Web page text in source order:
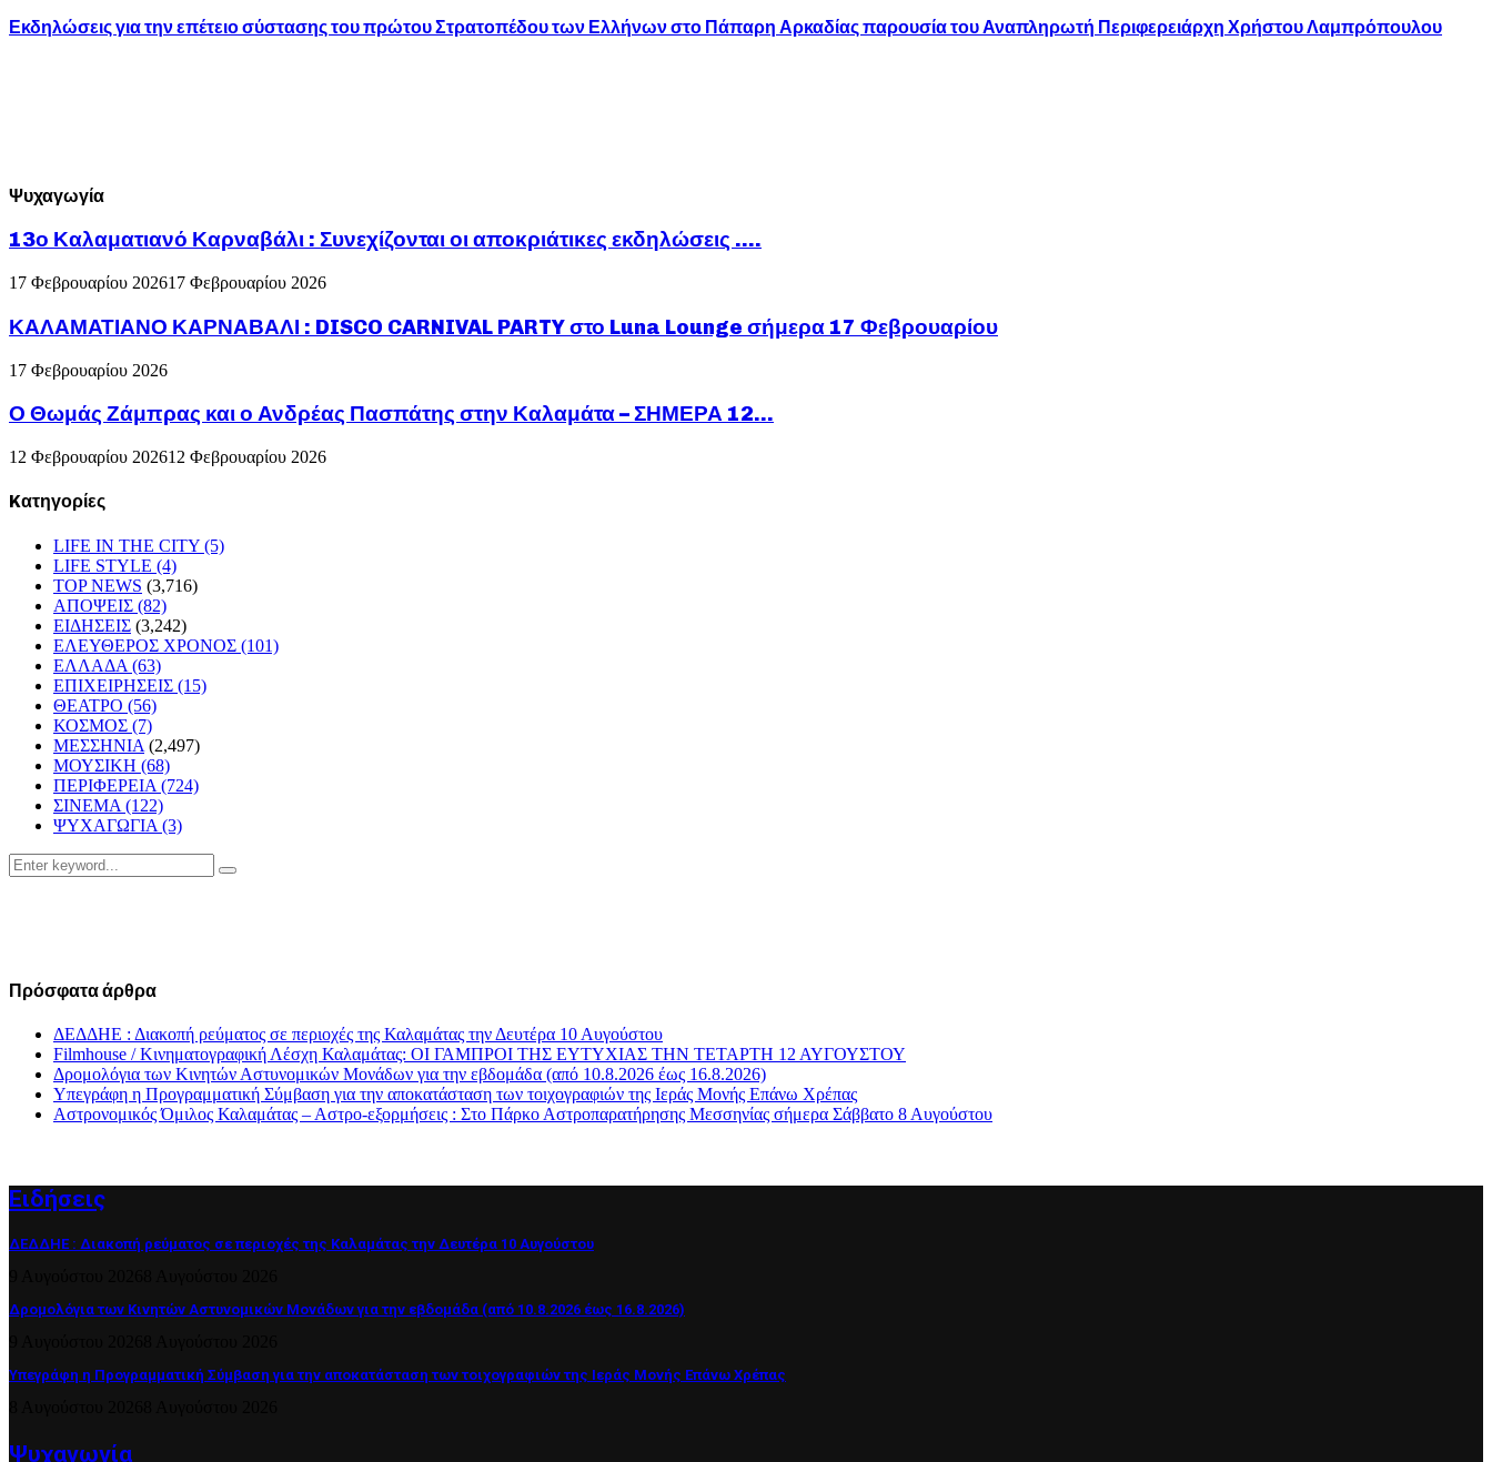
Εκδηλώσεις για την επέτειο σύστασης του πρώτου Στρατοπέδου των Ελλήνων στο Πάπαρη Αρκαδίας παρουσία του Αναπληρωτή Περιφερειάρχη Χρήστου Λαμπρόπουλου
Ψυχαγωγία
13ο Καλαματιανό Καρναβάλι : Συνεχίζονται οι αποκριάτικες εκδηλώσεις ….
17 Φεβρουαρίου 202617 Φεβρουαρίου 2026
ΚΑΛΑΜΑΤΙΑΝΟ ΚΑΡΝΑΒΑΛΙ : DISCO CARNIVAL PARTY στο Luna Lounge σήμερα 17 Φεβρουαρίου
17 Φεβρουαρίου 2026
Ο Θωμάς Ζάμπρας και ο Ανδρέας Πασπάτης στην Καλαμάτα – ΣΗΜΕΡΑ 12...
12 Φεβρουαρίου 202612 Φεβρουαρίου 2026
Kατηγορίες
LIFE IN THE CITY (5)
LIFE STYLE (4)
TOP NEWS (3,716)
ΑΠΟΨΕΙΣ (82)
ΕΙΔΗΣΕΙΣ (3,242)
ΕΛΕΥΘΕΡΟΣ ΧΡΟΝΟΣ (101)
ΕΛΛΑΔΑ (63)
ΕΠΙΧΕΙΡΗΣΕΙΣ (15)
ΘΕΑΤΡΟ (56)
ΚΟΣΜΟΣ (7)
ΜΕΣΣΗΝΙΑ (2,497)
ΜΟΥΣΙΚΗ (68)
ΠΕΡΙΦΕΡΕΙΑ (724)
ΣΙΝΕΜΑ (122)
ΨΥΧΑΓΩΓΙΑ (3)
Search
for:
Search
Πρόσφατα άρθρα
ΔΕΔΔΗΕ : Διακοπή ρεύματος σε περιοχές της Καλαμάτας την Δευτέρα 10 Αυγούστου
Filmhouse / Κινηματογραφική Λέσχη Καλαμάτας: ΟΙ ΓΑΜΠΡΟΙ ΤΗΣ ΕΥΤΥΧΙΑΣ ΤΗΝ ΤΕΤΑΡΤΗ 12 ΑΥΓΟΥΣΤΟΥ
Δρομολόγια των Κινητών Αστυνομικών Μονάδων για την εβδομάδα (από 10.8.2026 έως 16.8.2026)
Υπεγράφη η Προγραμματική Σύμβαση για την αποκατάσταση των τοιχογραφιών της Ιεράς Μονής Επάνω Χρέπας
Αστρονομικός Όμιλος Καλαμάτας – Αστρο-εξορμήσεις : Στο Πάρκο Αστροπαρατήρησης Μεσσηνίας σήμερα Σάββατο 8 Αυγούστου
Ειδήσεις
ΔΕΔΔΗΕ : Διακοπή ρεύματος σε περιοχές της Καλαμάτας την Δευτέρα 10 Αυγούστου
Δρομολόγια των Κινητών Αστυνομικών Μονάδων για την εβδομάδα (από 10.8.2026 έως 16.8.2026)
Υπεγράφη η Προγραμματική Σύμβαση για την αποκατάσταση των τοιχογραφιών της Ιεράς Μονής Επάνω Χρέπας
Ψυχαγωγία